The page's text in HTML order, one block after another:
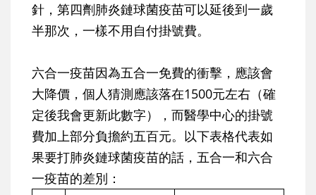
針，第四劑肺炎鏈球菌疫苗可以延後到一歲
半那次，一樣不用自付掛號費。
六合一疫苗因為五合一免費的衝擊，應該會
大降價，個人猜測應該落在1500元左右（確
定後我會更新此數字），而醫學中心的掛號
費加上部分負擔約五百元。以下表格代表如
果要打肺炎鏈球菌疫苗的話，五合一和六合
一疫苗的差別：